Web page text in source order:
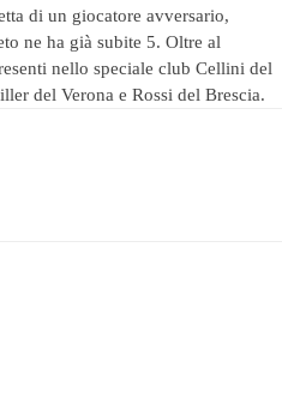
di un giocatore avversario,
ne ha già subite 5. Oltre al
nello speciale club Cellini del
del Verona e Rossi del Brescia.